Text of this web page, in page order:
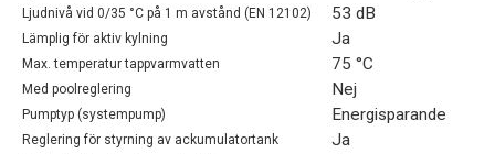
Ljudnivå vid 0/35 °C på 1 m avstånd (EN 12102) 53 dB
Lämplig för aktiv kylning Ja
Max. temperatur tappvarmvatten 75 °C
Med poolreglering Nej
Pumptyp (systempump) Energisparande
Reglering för styrning av ackumulatortank Ja